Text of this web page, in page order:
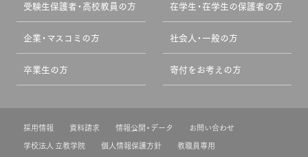
受験生保護者・高校教員の方 在学生・在学生の保護者の方
企業・マスコミの方 社会人・一般の方
卒業生の方 寄付をお考えの方
採用情報 資料請求 情報公開・データ
お問い合わせ
学校法人 立教学院
個人情報保護方針 教職員専用